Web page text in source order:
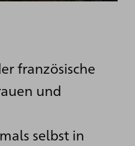
französische
und
selbst in